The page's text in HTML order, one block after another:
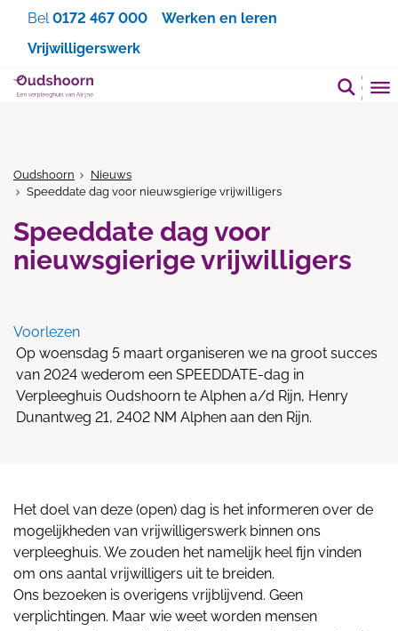
Bel0172 467 000
Werken en leren
Vrijwilligerswerk
Oudshoorn
Nieuws
Speeddate dag voor nieuwsgierige vrijwilligers
Speeddate dag voor
nieuwsgierige vrijwilligers
Voorlezen
Op woensdag 5 maart organiseren we na groot succes
van 2024 wederom een SPEEDDATE-dag in
Verpleeghuis Oudshoorn te Alphen a/d Rijn, Henry
Dunantweg 21, 2402 NM Alphen aan den Rijn.
Het doel van deze (open) dag is het informeren over de
mogelijkheden van vrijwilligerswerk binnen ons
verpleeghuis. We zouden het namelijk heel fijn vinden
om ons aantal vrijwilligers uit te breiden.
Ons bezoeken is overigens vrijblijvend. Geen
verplichtingen. Maar wie weet worden mensen